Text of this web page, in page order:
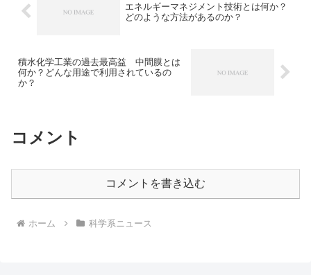
エネルギーマネジメント技術とは何か？
どのような方法があるのか？
積水化学工業の過去最高益 中間膜とは
何か？どんな用途で利用されているの
か？
コメント
コメントを書き込む
ホーム 科学系ニュース